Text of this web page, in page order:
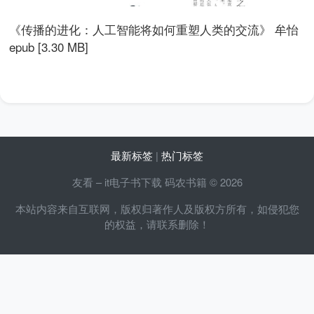
《传播的进化：人工智能将如何重塑人类的交流》 牟怡
epub [3.30 MB]
最新标签 | 热门标签
友看 – it电子书下载 码农书籍 © 2026
本站内容来自互联网，版权归著作人及版权方所有，如侵犯您
的权益，请联系删除！